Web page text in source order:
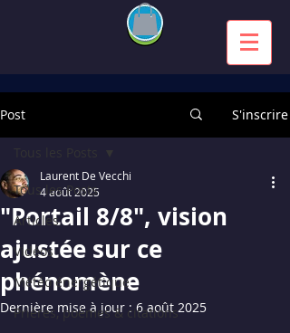
Post S'inscrire
Tous les Posts
Articles
Vidéos
Météo énergétique
Prières, poèmes & citations
"Portail 8/8", vision
ajustée sur ce
phénomène
Laurent De Vecchi
4 août 2025
Dernière mise à jour : 6 août 2025